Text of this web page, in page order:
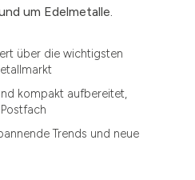
um Edelmetalle.
über die wichtigsten
kompakt aufbereitet,
Trends und neue